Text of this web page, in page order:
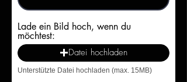
Lade ein Bild hoch, wenn du
möchtest:
Datei hochladen
Unterstützte Datei hochladen (max. 15MB)